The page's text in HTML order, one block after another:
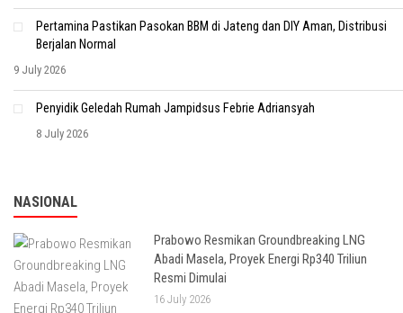
Pertamina Pastikan Pasokan BBM di Jateng dan DIY Aman, Distribusi
Berjalan Normal
9 July 2026
Penyidik Geledah Rumah Jampidsus Febrie Adriansyah
8 July 2026
NASIONAL
Prabowo Resmikan Groundbreaking LNG
Abadi Masela, Proyek Energi Rp340 Triliun
Resmi Dimulai
16 July 2026